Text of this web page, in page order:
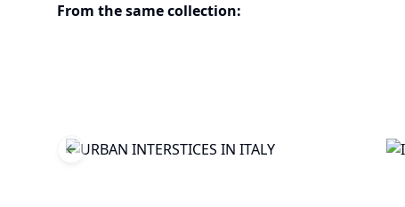
From the same collection:
Previous slide